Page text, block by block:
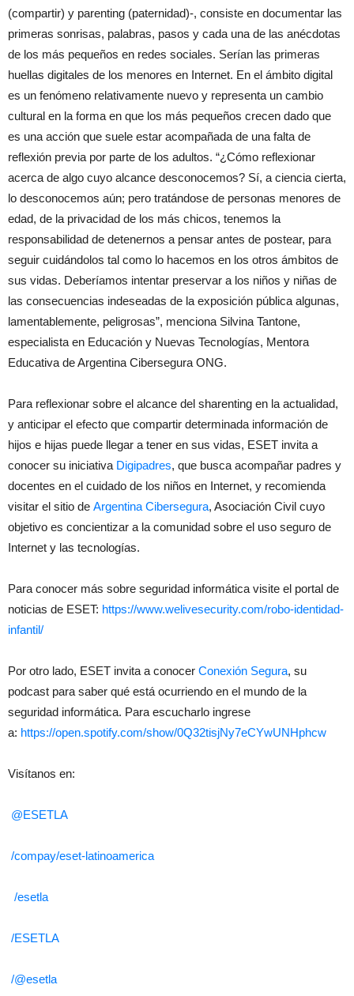
(compartir) y parenting (paternidad)-, consiste en documentar las
primeras sonrisas, palabras, pasos y cada una de las anécdotas
de los más pequeños en redes sociales. Serían las primeras
huellas digitales de los menores en Internet. En el ámbito digital
es un fenómeno relativamente nuevo y representa un cambio
cultural en la forma en que los más pequeños crecen dado que
es una acción que suele estar acompañada de una falta de
reflexión previa por parte de los adultos. “¿Cómo reflexionar
acerca de algo cuyo alcance desconocemos? Sí, a ciencia cierta,
lo desconocemos aún; pero tratándose de personas menores de
edad, de la privacidad de los más chicos, tenemos la
responsabilidad de detenernos a pensar antes de postear, para
seguir cuidándolos tal como lo hacemos en los otros ámbitos de
sus vidas. Deberíamos intentar preservar a los niños y niñas de
las consecuencias indeseadas de la exposición pública algunas,
lamentablemente, peligrosas”, menciona Silvina Tantone,
especialista en Educación y Nuevas Tecnologías, Mentora
Educativa de Argentina Cibersegura ONG.
Para reflexionar sobre el alcance del sharenting en la actualidad,
y anticipar el efecto que compartir determinada información de
hijos e hijas puede llegar a tener en sus vidas, ESET invita a
conocer su iniciativa Digipadres, que busca acompañar padres y
docentes en el cuidado de los niños en Internet, y recomienda
visitar el sitio de Argentina Cibersegura, Asociación Civil cuyo
objetivo es concientizar a la comunidad sobre el uso seguro de
Internet y las tecnologías.
Para conocer más sobre seguridad informática visite el portal de
noticias de ESET: https://www.welivesecurity.com/robo-identidad-
infantil/
Por otro lado, ESET invita a conocer Conexión Segura, su
podcast para saber qué está ocurriendo en el mundo de la
seguridad informática. Para escucharlo ingrese
a: https://open.spotify.com/show/0Q32tisjNy7eCYwUNHphcw
Visítanos en:
@ESETLA
/compay/eset-latinoamerica
/esetla
/ESETLA
/@esetla